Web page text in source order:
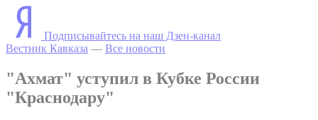
Подписывайтесь на наш Дзен-канал
Вестник Кавказа — Все новости
"Ахмат" уступил в Кубке России
"Краснодару"